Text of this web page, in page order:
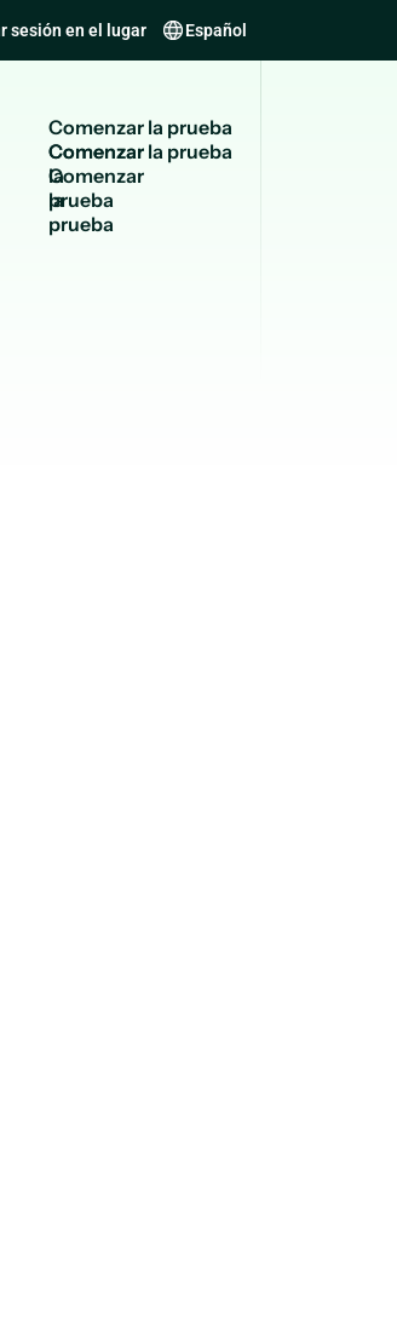
sesión en el lugar Español
Comenzarla prueba
Comenzar
la
prueba